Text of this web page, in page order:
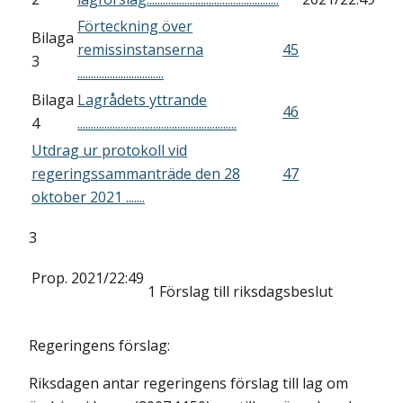
Bilaga
3
Förteckning över
remissinstanserna
................................
45
Bilaga
4
Lagrådets yttrande
...........................................................
46
Utdrag ur protokoll vid
regeringssammanträde den 28
oktober 2021 .......
47
3
Prop. 2021/22:49
1 Förslag till riksdagsbeslut
Regeringens förslag:
Riksdagen antar regeringens förslag till lag om